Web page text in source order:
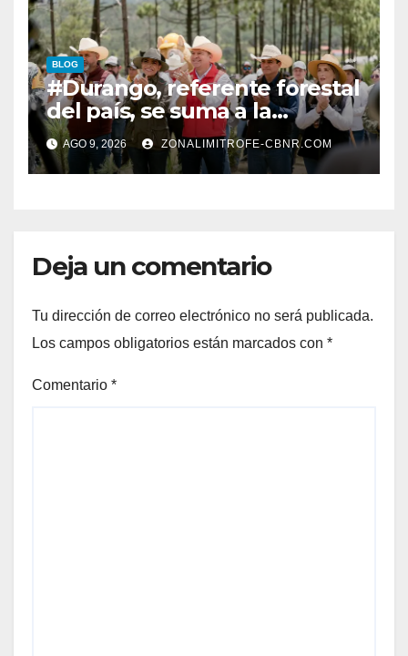
BLOG
#Durango, referente forestal
del país, se suma a la
Jornada Nacional de
Reforestación de la
Presidenta Claudia con la
AGO 9, 2026 ZONALIMITROFE-CBNR.COM
Deja un comentario
Tu dirección de correo electrónico no será publicada.
Los campos obligatorios están marcados con *
Comentario *